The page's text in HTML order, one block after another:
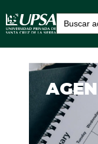
Buscar: